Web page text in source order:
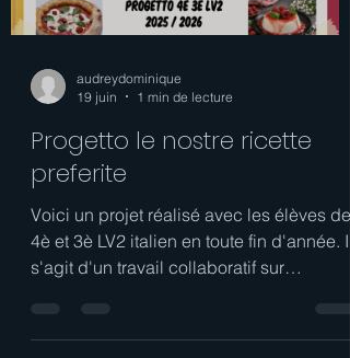
audreydominique
19 juin
1 min de lecture
Progetto le nostre ricette
preferite
Voici un projet réalisé avec les élèves de
4è et 3è LV2 italien en toute fin d'année. Il
s'agit d'un travail collaboratif sur
de recettes, avec nos recettes préférées.